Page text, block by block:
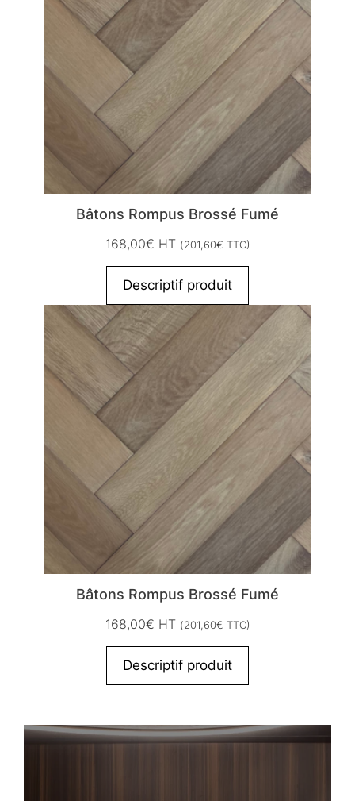
Bâtons Rompus Brossé Fumé
168,00€ HT (201,60€ TTC)
Descriptif produit
Bâtons Rompus Brossé Fumé
168,00€ HT (201,60€ TTC)
Descriptif produit